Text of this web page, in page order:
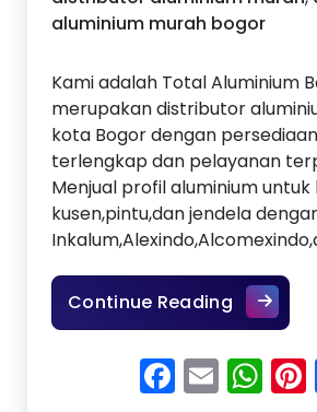
aluminium murah bogor
Kami adalah Total Aluminium
merupakan distributor
kota Bogor dengan
terlengkap dan pelayanan
Menjual profil aluminium
kusen,pintu,dan jendela
Continue Reading
Email